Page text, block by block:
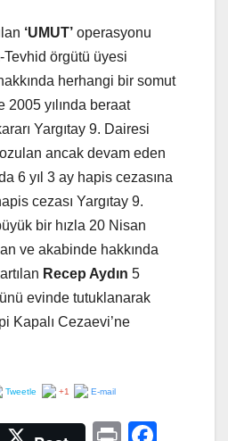
‘UMUT’ operasyonu
Tevhid örgütü üyesi
herhangi bir somut
yılında beraat
Yargıtay 9. Dairesi
ancak devam eden
6 yıl 3 ay hapis cezasına
cezası Yargıtay 9.
bir hızla 20 Nisan
ve akabinde hakkında
Recep Aydın 5
evinde tutuklanarak
Kapalı Cezaevi’ne
Tweetle +1 E-mail